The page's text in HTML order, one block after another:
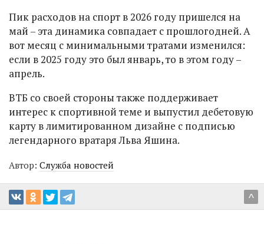
Пик расходов на спорт в 2026 году пришелся на
май – эта динамика совпадает с прошлогодней. А
вот месяц с минимальными тратами изменился:
если в 2025 году это был январь, то в этом году –
апрель.
ВТБ со своей стороны также поддерживает
интерес к спортивной теме и выпустил дебетовую
карту в лимитированном дизайне с подписью
легендарного вратаря Льва Яшина.
Автор: Служба новостей
^